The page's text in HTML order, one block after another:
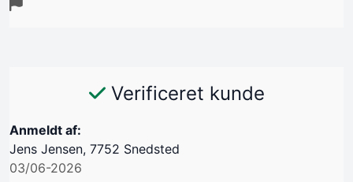
Verificeret kunde
Anmeldt af:
Jens Jensen, 7752 Snedsted
03/06-2026